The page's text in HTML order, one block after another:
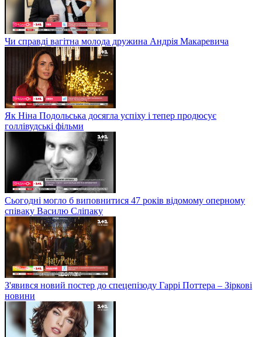
Чи справді вагітна молода дружина Андрія Макаревича
Як Ніна Подольська досягла успіху і тепер продюсує
голлівудські фільми
Сьогодні могло б виповнитися 47 років відомому оперному
співаку Василю Сліпаку
З'явився новий постер до спецепізоду Гаррі Поттера – Зіркові
новини